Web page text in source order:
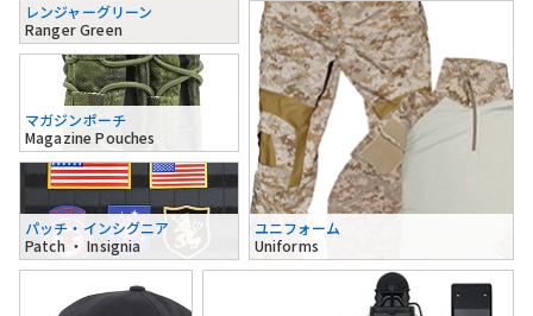
レンジャーグリーン
Ranger Green
マガジンポーチ
Magazine Pouches
パッチ・インシグニア
Patch ・ Insignia
ユニフォーム
Uniforms